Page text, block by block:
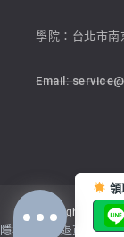
學院：台北市南
Email:
Copyright ©
隱私權政策 退貨政策服